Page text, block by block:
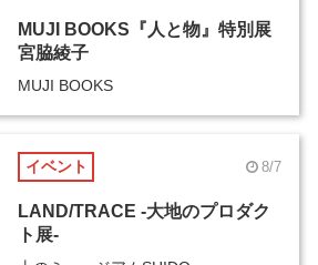
MUJI BOOKS『人と物』特別展
宮脇綾子
MUJI BOOKS
イベント 8/7
LAND/TRACE -大地のプロダク
ト展-